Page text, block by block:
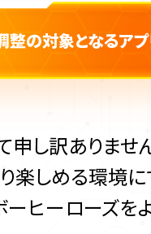
整の対象となるア
し訳ありませ
しめる環境に
ヒーローズを